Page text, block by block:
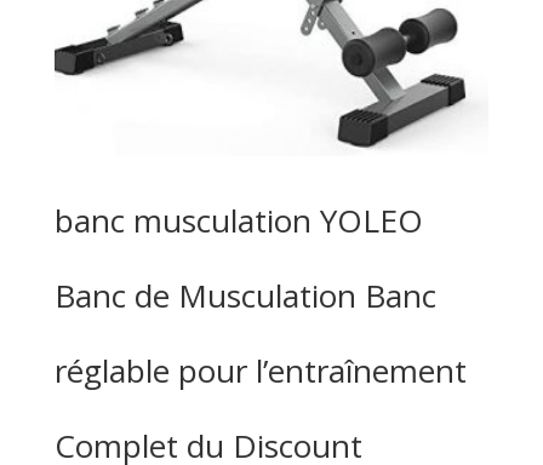
banc musculation YOLEO
Banc de Musculation Banc
réglable pour l’entraînement
Complet du Discount